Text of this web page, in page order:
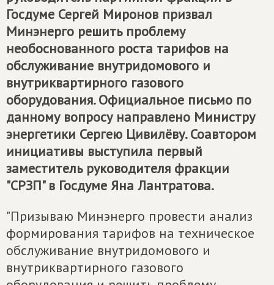
Госдуме Сергей Миронов призвал
Минэнерго решить проблему
необоснованного роста тарифов на
обслуживание внутридомового и
внутриквартирного газового
оборудования. Официальное письмо по
данному вопросу направлено Министру
энергетики Сергею Цивилёву. Соавтором
инициативы выступила первый
заместитель руководителя фракции
"СРЗП" в Госдуме Яна Лантратова.
"Призываю Минэнерго провести анализ
формирования тарифов на техническое
обслуживание внутридомового и
внутриквартирного газового